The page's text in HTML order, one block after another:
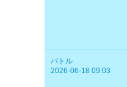
バトル
2026-06-18 09:03